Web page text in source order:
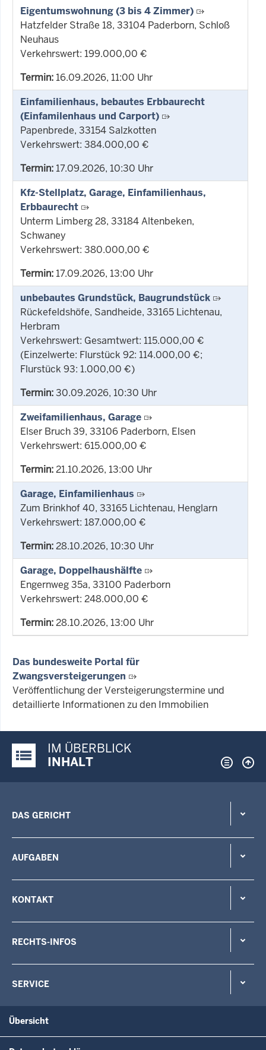
Eigentumswohnung (3 bis 4 Zimmer)
Hatzfelder Straße 18, 33104 Paderborn, Schloß
Neuhaus
Verkehrswert: 199.000,00 €
Termin:16.09.2026, 11:00 Uhr
Einfamilienhaus, bebautes Erbbaurecht
(Einfamilenhaus und Carport)
Papenbrede, 33154 Salzkotten
Verkehrswert: 384.000,00 €
Termin:17.09.2026, 10:30 Uhr
Kfz-Stellplatz, Garage, Einfamilienhaus,
Erbbaurecht
Unterm Limberg 28, 33184 Altenbeken,
Schwaney
Verkehrswert: 380.000,00 €
Termin:17.09.2026, 13:00 Uhr
unbebautes Grundstück, Baugrundstück
Rückefeldshöfe, Sandheide, 33165 Lichtenau,
Herbram
Verkehrswert: Gesamtwert: 115.000,00 €
(Einzelwerte: Flurstück 92: 114.000,00 €;
Flurstück 93: 1.000,00 €)
Termin:30.09.2026, 10:30 Uhr
Zweifamilienhaus, Garage
Elser Bruch 39, 33106 Paderborn, Elsen
Verkehrswert: 615.000,00 €
Termin:21.10.2026, 13:00 Uhr
Garage, Einfamilienhaus
Zum Brinkhof 40, 33165 Lichtenau, Henglarn
Verkehrswert: 187.000,00 €
Termin:28.10.2026, 10:30 Uhr
Garage, Doppelhaushälfte
Engernweg 35a, 33100 Paderborn
Verkehrswert: 248.000,00 €
Termin:28.10.2026, 13:00 Uhr
Das bundesweite Portal für
Zwangsversteigerungen
Veröffentlichung der Versteigerungstermine und
detaillierte Informationen zu den Immobilien
Justiz-Portal im Überblick:
IM ÜBERBLICK
INHALT
DAS GERICHT
AUFGABEN
KONTAKT
RECHTS-INFOS
SERVICE
Übersicht